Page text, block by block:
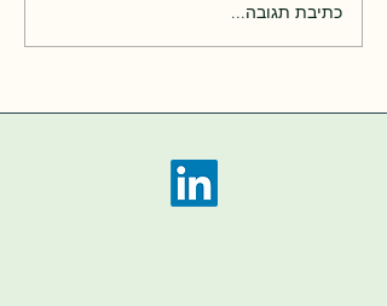
החלטה: עדכון תעריפים אסדרת
גגות עד 630 ועדכון תעריף
כתיבת תגובה...